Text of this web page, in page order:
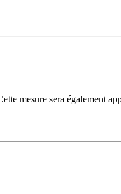
mesure sera également